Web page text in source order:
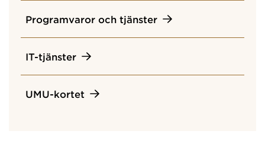
Programvaror och tjänster
IT-tjänster
UMU-kortet